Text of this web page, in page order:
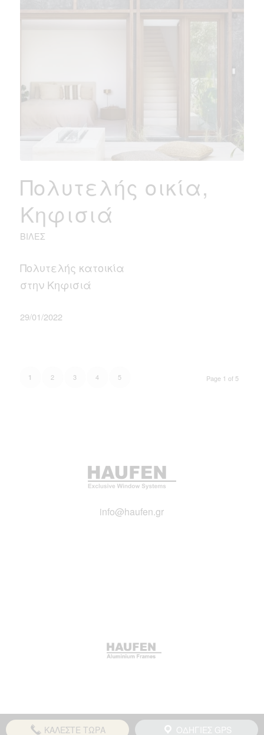
Πολυτελής οικία,
Κηφισιά
ΒΊΛΕΣ
Πολυτελής κατοικία
στην Κηφισιά
29/01/2022
Page 1 of 5
1 2 3 4 5
info@haufen.gr
ΚΑΛΕΣΤΕ ΤΩΡΑ ΟΔΗΓΙΕΣ GPS